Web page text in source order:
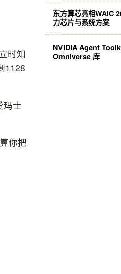
时知
1128
玛士
你把
东方算芯亮相WAIC
力芯片与系统方案
NVIDIA Agent
Omniverse 库